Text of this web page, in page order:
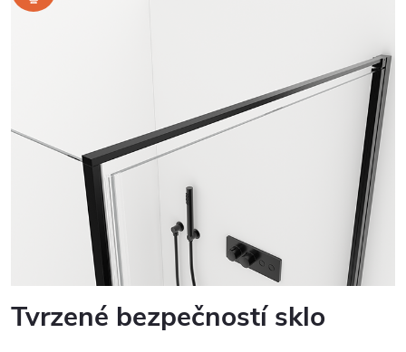
Tvrzené bezpečností sklo